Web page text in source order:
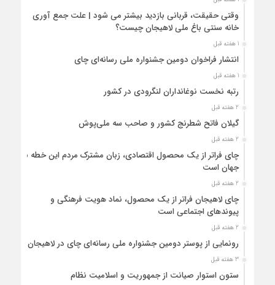
وقتی حقیقت، قربانی بازدید بیشتر می شود | علت جمع آوری
خانه سنتی باغ ملی لاهیجان چیست؟
1 هفته قبل
انتشار فراخوان دومین جشنواره ملی رسانه‌ای چای
1 هفته قبل
رتبه نخست نوغانداران لنگرودی در کشور
2 هفته قبل
گیلان فاتح شطرنج کشور و صاحب سه ملی‌پوش
2 هفته قبل
چای فراتر از یک محصول اقتصادی، زبان مشترک مردم این خطه با
جهان است
2 هفته قبل
چای لاهیجان فراتر از یک محصول، نماد هویت فرهنگی و
پیوندهای اجتماعی است
2 هفته قبل
رونمایی از پوستر دومین جشنواره ملی رسانه‌ای چای در لاهیجان
3 هفته قبل
ستون استوار صیانت از جمهوریت و اسلامیت نظام